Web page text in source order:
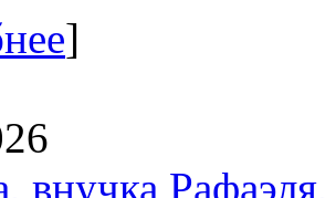
]
внучка